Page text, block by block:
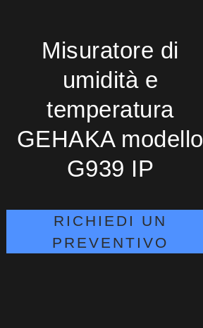
Misuratore di
umidità e
temperatura
GEHAKA modello
G939 IP
RICHIEDI UN
PREVENTIVO